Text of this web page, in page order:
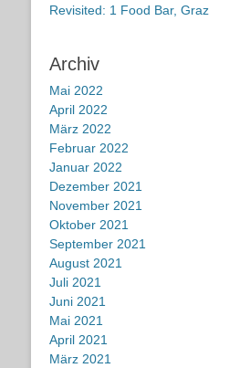
Revisited: 1 Food Bar, Graz
Archiv
Mai 2022
April 2022
März 2022
Februar 2022
Januar 2022
Dezember 2021
November 2021
Oktober 2021
September 2021
August 2021
Juli 2021
Juni 2021
Mai 2021
April 2021
März 2021